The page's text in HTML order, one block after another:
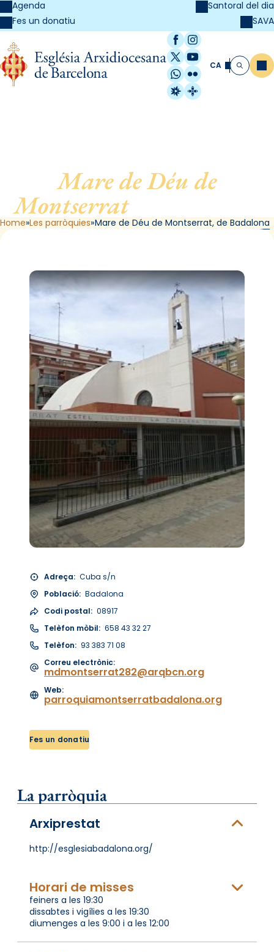
Agenda
Fes un donatiu
Santoral del dia
SAVA
Facebook
Instagram
X / Twitter
YouTube
WhatsApp
Flickr
Radio Estel
Catalunya
CA Cerca
Mare de Déu de
Montserrat, de Badalona
Home Les parròquies Mare de Déu de Montserrat, de Badalona
Adreça: Cuba s/n
Població: Badalona
Codi postal: 08917
Telèfon mòbil: 658 43 32 27
Telèfon: 93 383 71 08
Correu electrònic:
mdmontserrat282@arqbcn.org
Web:
parroquiamontserratbadalona.org
Fes un donatiu
La parròquia
Arxiprestat
http://esglesiabadalona.org/
Horari de misses
feiners a les 19:30
dissabtes i vigílies a les 19:30
diumenges a les 9:00 i a les 12:00